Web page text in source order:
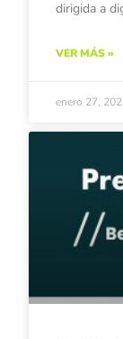
dirigida a
VER MÁS »
enero 27,